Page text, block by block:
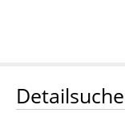
Detailsuche